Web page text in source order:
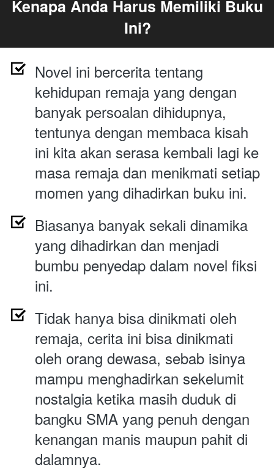
Kenapa Anda Harus Memiliki Buku
Ini?
Novel ini bercerita tentang
kehidupan remaja yang dengan
banyak persoalan dihidupnya,
tentunya dengan membaca kisah
ini kita akan serasa kembali lagi ke
masa remaja dan menikmati setiap
momen yang dihadirkan buku ini.
Biasanya banyak sekali dinamika
yang dihadirkan dan menjadi
bumbu penyedap dalam novel fiksi
ini.
Tidak hanya bisa dinikmati oleh
remaja, cerita ini bisa dinikmati
oleh orang dewasa, sebab isinya
mampu menghadirkan sekelumit
nostalgia ketika masih duduk di
bangku SMA yang penuh dengan
kenangan manis maupun pahit di
dalamnya.